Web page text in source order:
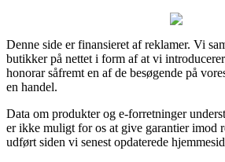
Denne side er finansieret af reklamer. Vi
butikker på nettet i form af at vi
honorar såfremt en af de besøgende på
en handel.
Data om produkter og e-forretninger
er ikke muligt for os at give garantier imod
udført siden vi senest opdaterede